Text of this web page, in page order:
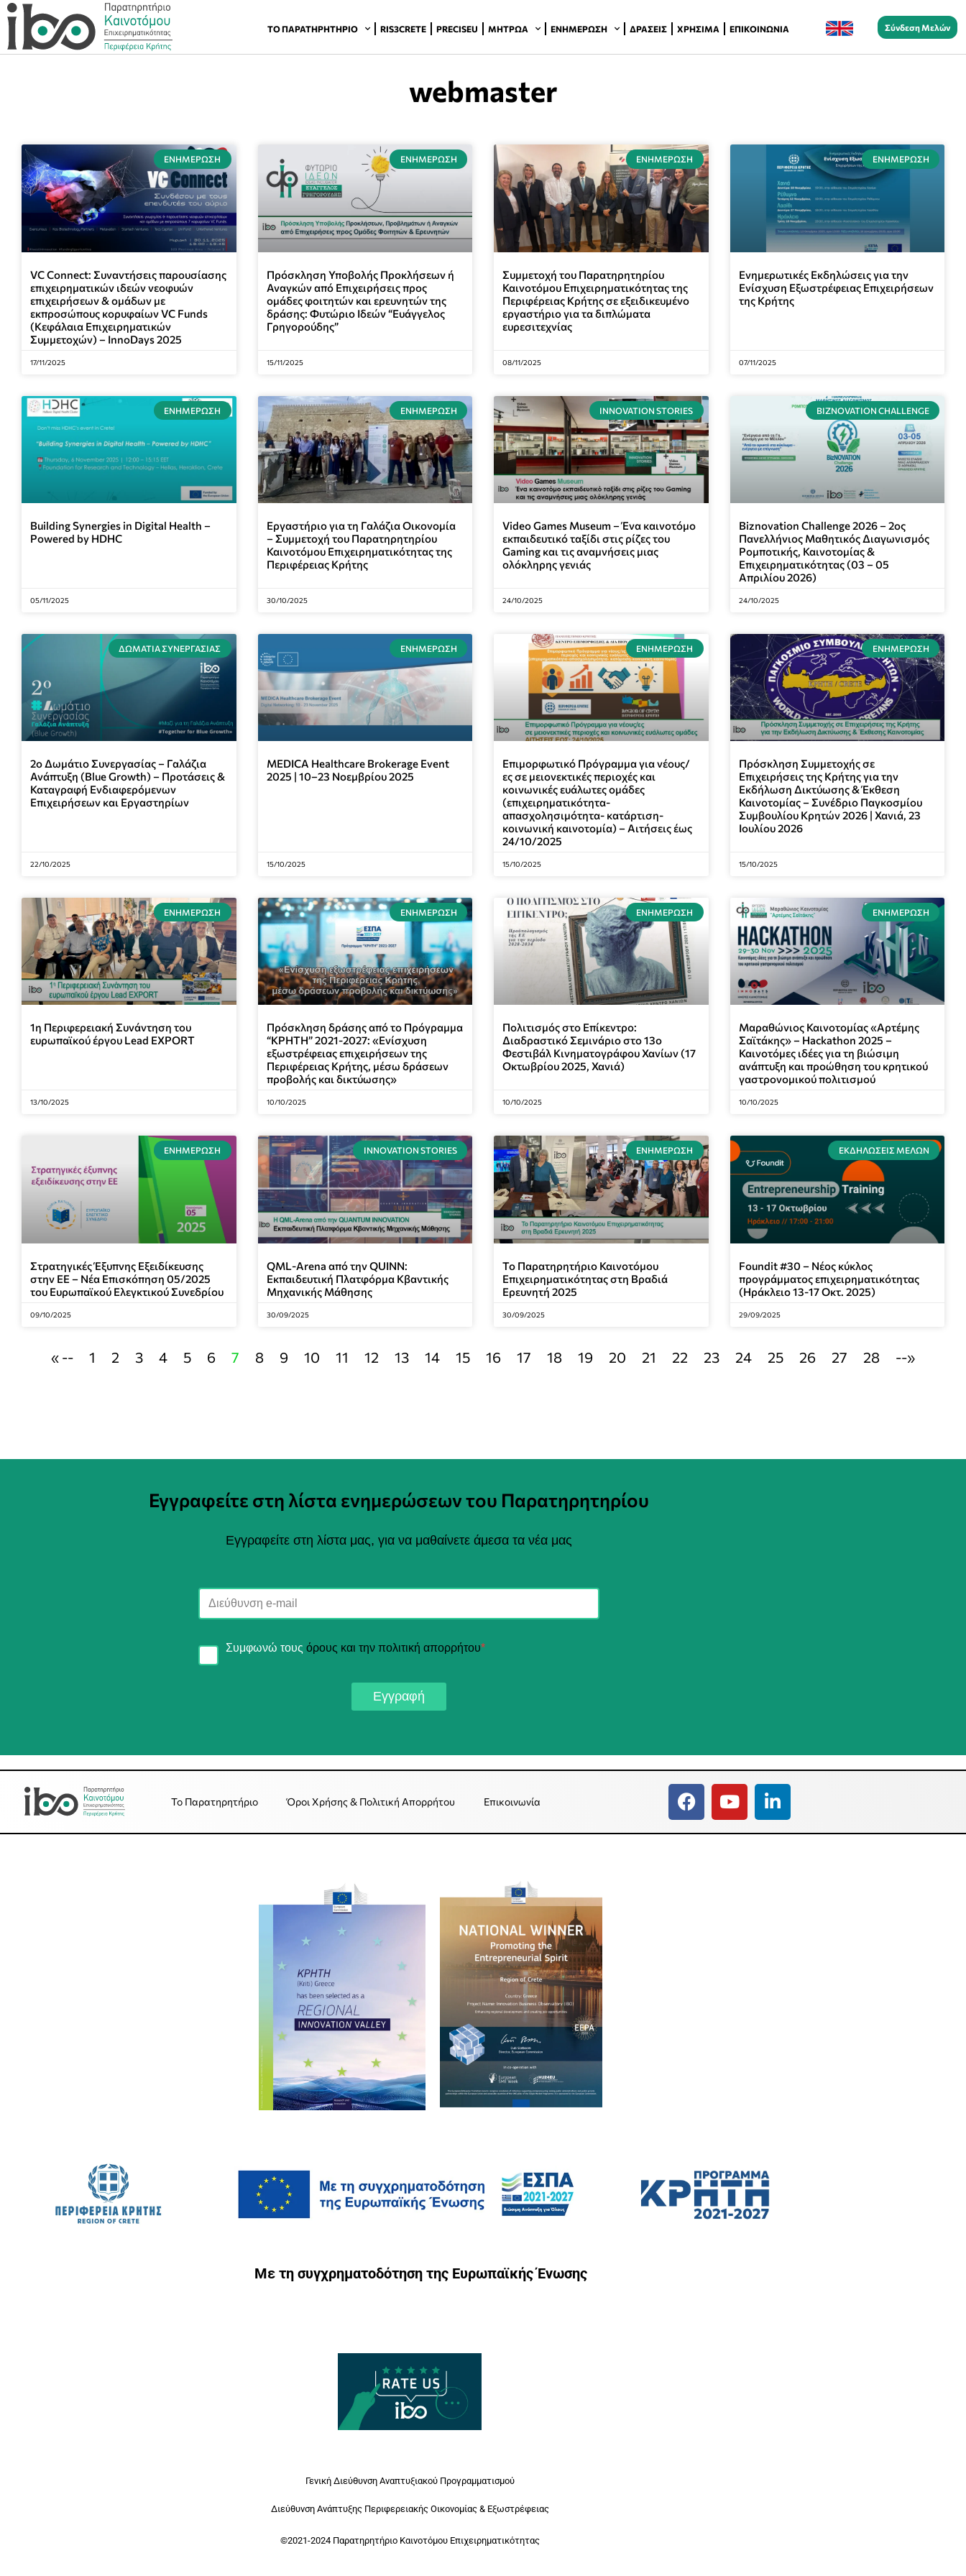
ΤΟ ΠΑΡΑΤΗΡΗΤΉΡΙΟ RIS3CRETE PRECISEU ΜΗΤΡΏΑ ΕΝΗΜΈΡΩΣΗ ΔΡΆΣΕΙΣ ΧΡΉΣΙΜΑ ΕΠΙΚΟΙΝΩΝΊΑ Σύνδεση Μελών
webmaster
ΕΝΗΜΈΡΩΣΗ
VC Connect: Συναντήσεις παρουσίασης
επιχειρηματικών ιδεών νεοφυών
επιχειρήσεων & ομάδων με
εκπροσώπους κορυφαίων VC Funds
(Κεφάλαια Επιχειρηματικών
Συμμετοχών) – InnoDays 2025
17/11/2025
ΕΝΗΜΈΡΩΣΗ
Πρόσκληση Υποβολής Προκλήσεων ή
Αναγκών από Επιχειρήσεις προς
ομάδες φοιτητών και ερευνητών της
δράσης: Φυτώριο Ιδεών “Ευάγγελος
Γρηγορούδης”
15/11/2025
ΕΝΗΜΈΡΩΣΗ
Συμμετοχή του Παρατηρητηρίου
Καινοτόμου Επιχειρηματικότητας της
Περιφέρειας Κρήτης σε εξειδικευμένο
εργαστήριο για τα διπλώματα
ευρεσιτεχνίας
08/11/2025
ΕΝΗΜΈΡΩΣΗ
Ενημερωτικές Εκδηλώσεις για την
Ενίσχυση Εξωστρέφειας Επιχειρήσεων
της Κρήτης
07/11/2025
ΕΝΗΜΈΡΩΣΗ
Building Synergies in Digital Health –
Powered by HDHC
05/11/2025
ΕΝΗΜΈΡΩΣΗ
Εργαστήριο για τη Γαλάζια Οικονομία
– Συμμετοχή του Παρατηρητηρίου
Καινοτόμου Επιχειρηματικότητας της
Περιφέρειας Κρήτης
30/10/2025
INNOVATION STORIES
Video Games Museum – Ένα καινοτόμο
εκπαιδευτικό ταξίδι στις ρίζες του
Gaming και τις αναμνήσεις μιας
ολόκληρης γενιάς
24/10/2025
BIZNOVATION CHALLENGE
Biznovation Challenge 2026 – 2ος
Πανελλήνιος Μαθητικός Διαγωνισμός
Ρομποτικής, Καινοτομίας &
Επιχειρηματικότητας (03 – 05
Απριλίου 2026)
24/10/2025
ΔΩΜΆΤΙΑ ΣΥΝΕΡΓΑΣΊΑΣ
2ο Δωμάτιο Συνεργασίας – Γαλάζια
Ανάπτυξη (Blue Growth) – Προτάσεις &
Καταγραφή Ενδιαφερόμενων
Επιχειρήσεων και Εργαστηρίων
22/10/2025
ΕΝΗΜΈΡΩΣΗ
MEDICA Healthcare Brokerage Event
2025 | 10–23 Νοεμβρίου 2025
15/10/2025
ΕΝΗΜΈΡΩΣΗ
Επιμορφωτικό Πρόγραμμα για νέους/
ες σε μειονεκτικές περιοχές και
κοινωνικές ευάλωτες ομάδες
(επιχειρηματικότητα-
απασχολησιμότητα- κατάρτιση-
κοινωνική καινοτομία) – Αιτήσεις έως
24/10/2025
15/10/2025
ΕΝΗΜΈΡΩΣΗ
Πρόσκληση Συμμετοχής σε
Επιχειρήσεις της Κρήτης για την
Εκδήλωση Δικτύωσης & Έκθεση
Καινοτομίας – Συνέδριο Παγκοσμίου
Συμβουλίου Κρητών 2026 | Χανιά, 23
Ιουλίου 2026
15/10/2025
ΕΝΗΜΈΡΩΣΗ
1η Περιφερειακή Συνάντηση του
ευρωπαϊκού έργου Lead EXPORT
13/10/2025
ΕΝΗΜΈΡΩΣΗ
Πρόσκληση δράσης από το Πρόγραμμα
“ΚΡΗΤΗ” 2021-2027: «Ενίσχυση
εξωστρέφειας επιχειρήσεων της
Περιφέρειας Κρήτης, μέσω δράσεων
προβολής και δικτύωσης»
10/10/2025
ΕΝΗΜΈΡΩΣΗ
Πολιτισμός στο Επίκεντρο:
Διαδραστικό Σεμινάριο στο 13ο
Φεστιβάλ Κινηματογράφου Χανίων (17
Οκτωβρίου 2025, Χανιά)
10/10/2025
ΕΝΗΜΈΡΩΣΗ
Μαραθώνιος Καινοτομίας «Αρτέμης
Σαϊτάκης» – Hackathon 2025 –
Καινοτόμες ιδέες για τη βιώσιμη
ανάπτυξη και προώθηση του κρητικού
γαστρονομικού πολιτισμού
10/10/2025
ΕΝΗΜΈΡΩΣΗ
Στρατηγικές Έξυπνης Εξειδίκευσης
στην ΕΕ – Νέα Επισκόπηση 05/2025
του Ευρωπαϊκού Ελεγκτικού Συνεδρίου
09/10/2025
INNOVATION STORIES
QML-Arena από την QUINN:
Εκπαιδευτική Πλατφόρμα Κβαντικής
Μηχανικής Μάθησης
30/09/2025
ΕΝΗΜΈΡΩΣΗ
Το Παρατηρητήριο Καινοτόμου
Επιχειρηματικότητας στη Βραδιά
Ερευνητή 2025
30/09/2025
ΕΚΔΗΛΏΣΕΙΣ ΜΕΛΏΝ
Foundit #30 – Νέος κύκλος
προγράμματος επιχειρηματικότητας
(Ηράκλειο 13-17 Οκτ. 2025)
29/09/2025
« -- 1 2 3 4 5 6 7 8 9 10 11 12 13 14 15 16 17 18 19 20 21 22 23 24 25 26 27 28 --»
Εγγραφείτε στη λίστα ενημερώσεων του Παρατηρητηρίου
Εγγραφείτε στη λίστα μας, για να μαθαίνετε άμεσα τα νέα μας
Συμφωνώ τουςόρους και την πολιτική απορρήτου*
Εγγραφή
Το Παρατηρητήριο Όροι Χρήσης & Πολιτική Απορρήτου Επικοινωνία
Με τη συγχρηματοδότηση της Ευρωπαϊκής Ένωσης
Γενική Διεύθυνση Αναπτυξιακού Προγραμματισμού
Διεύθυνση Ανάπτυξης Περιφερειακής Οικονομίας & Εξωστρέφειας
©2021-2024 Παρατηρητήριο Καινοτόμου Επιχειρηματικότητας